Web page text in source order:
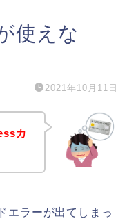
使えな
2021年10月11日
カ
エラーが出てしまっ